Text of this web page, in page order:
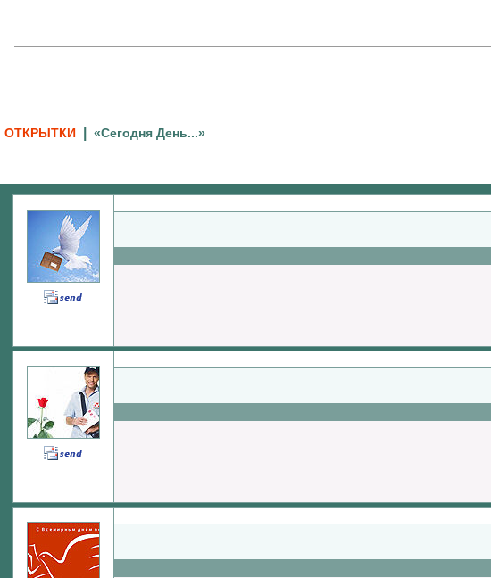
ОТКРЫТКИ «Сегодня День...»